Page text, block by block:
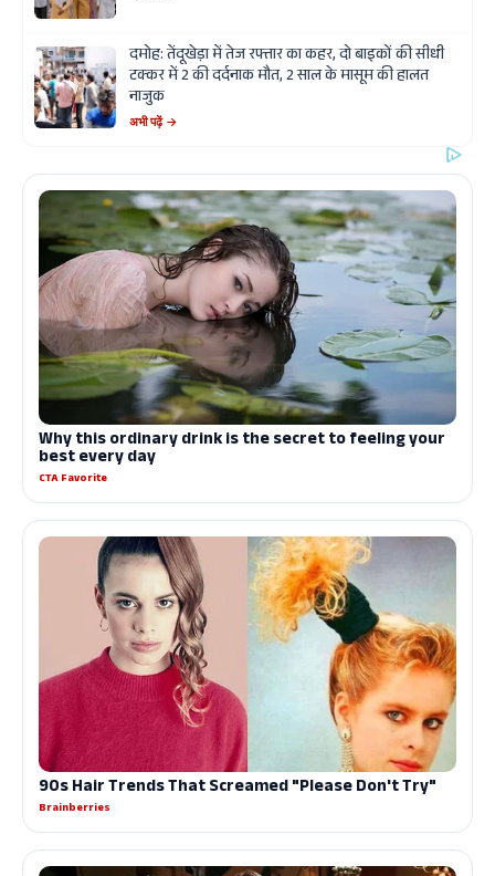
दमोह: तेंदूखेड़ा में तेज रफ्तार का कहर, दो बाइकों की सीधी
टक्कर में 2 की दर्दनाक मौत, 2 साल के मासूम की हालत
नाजुक
अभी पढ़ें →